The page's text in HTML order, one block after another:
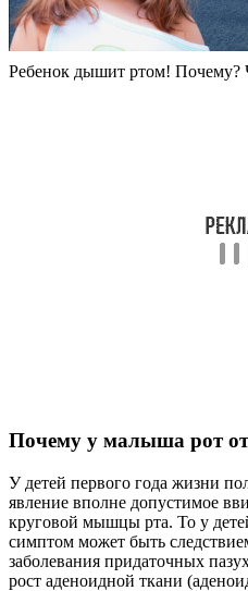
Ребенок дышит ртом! Почему?
Почему у малыша рот
У детей первого года жизни
явление вполне допустимое
круговой мышцы рта. То у
симптом может быть
заболевания придаточных
рост аденоидной ткани